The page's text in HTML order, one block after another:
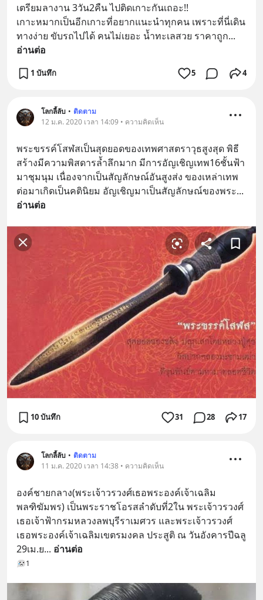
เตรียมลางาน 3วัน2คืน ไปติดเกาะกันเถอะ!!
เกาะหมากเป็นอีกเกาะที่อยากแนะนำทุกคน เพราะที่นี่เดิน
ทางง่าย ขับรถไปได้ คนไม่เยอะ น้ำทะเลสวย ราคาถูก
อ่านต่อ
1 บันทึก 5 4
โลกลี้ลับ • ติดตาม
12 ม.ค. 2020 เวลา 14:09 • ความคิดเห็น
พระขรรค์โสฬสเป็นสุดยอดของเทพศาสตราวุธสูงสุด พิธี
สร้างมีความพิสดารล้ำลึกมาก มีการอัญเชิญเทพ16ชั้นฟ้า
มาชุมนุม เนื่องจากเป็นสัญลักษณ์อันสูงส่ง ของเหล่าเทพ
ต่อมาเกิดเป็นคตินิยม อัญเชิญมาเป็นสัญลักษณ์ของพระ
อ่านต่อ
10 บันทึก 31 28 17
โลกลี้ลับ • ติดตาม
11 ม.ค. 2020 เวลา 14:38 • ความคิดเห็น
องค์ชายกลาง(พระเจ้าวรวงศ์เธอพระองค์เจ้าเฉลิม
พลฑิฆัมพร) เป็นพระราชโอรสลำดับที่2ใน พระเจ้าวรวงศ์
เธอเจ้าฟ้ากรมหลวงลพบุรีราเมศวร และพระเจ้าวรวงศ์
เธอพระองค์เจ้าเฉลิมเขตรมงคล ประสูติ ณ วันอังคารปีฉลู
29เม.ย... อ่านต่อ
1